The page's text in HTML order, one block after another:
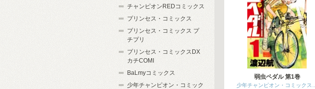
弱虫ペダル 第1巻
少年チャンピオン・コミックス…
チャンピオンREDコミックス
プリンセス・コミックス
プリンセス・コミックス プ
チプリ
プリンセス・コミックスDX
カチCOMI
BaLmyコミックス
少年チャンピオン・コミック